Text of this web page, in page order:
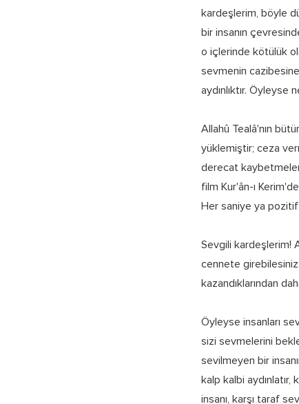
kardeşlerim, böyle
bir insanın
o içlerinde kötülük
sevmenin
aydınlıktır.
Allahû Tealâ'nın
yüklemiştir; ceza
derecat
film Kur'ân-ı
Her saniye ya pozitif
Sevgili kardeşlerim!
cennete
kazandıklarından
Öyleyse insanları
sizi sevmelerini
sevilmeyen bir
kalp kalbi
insanı, karşı taraf